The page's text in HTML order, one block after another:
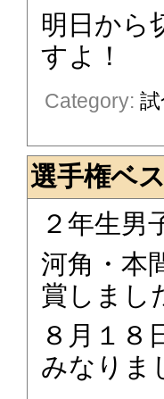
明日から
すよ！
Category:
選手権ベ
２年生男
河角・本
賞しまし
８月１８
みなりま